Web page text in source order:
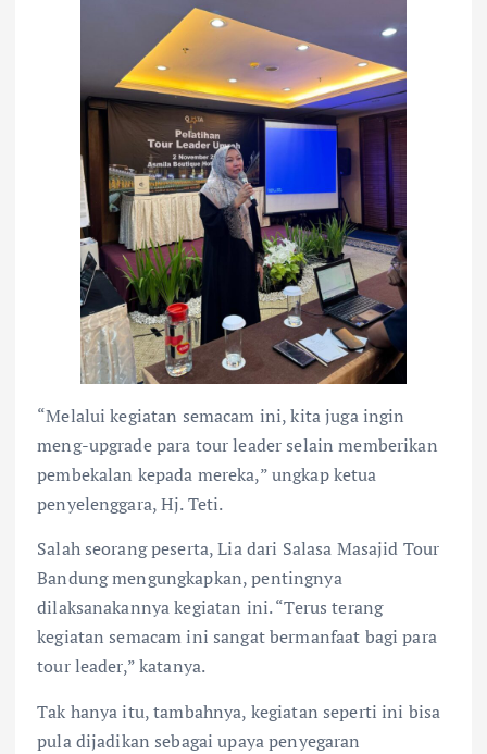
“Melalui kegiatan semacam ini, kita juga ingin
meng-upgrade para tour leader selain memberikan
pembekalan kepada mereka,” ungkap ketua
penyelenggara, Hj. Teti.
Salah seorang peserta, Lia dari Salasa Masajid Tour
Bandung mengungkapkan, pentingnya
dilaksanakannya kegiatan ini. “Terus terang
kegiatan semacam ini sangat bermanfaat bagi para
tour leader,” katanya.
Tak hanya itu, tambahnya, kegiatan seperti ini bisa
pula dijadikan sebagai upaya penyegaran